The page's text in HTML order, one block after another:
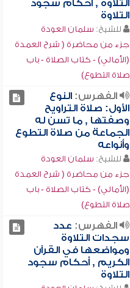
التلاوة , أحكام سجود
التلاوة
للشيخ: سلمان العودة
جزء من محاضرة ( شرح العمدة
(الأمالي) - كتاب الصلاة - باب
صلاة التطوع)
الفهرس:النوع
الأول: صلاة التراويح
وصفتها , ما تسن له
الجماعة من صلاة التطوع
وأنواعه
للشيخ: سلمان العودة
جزء من محاضرة ( شرح العمدة
(الأمالي) - كتاب الصلاة - باب
صلاة التطوع)
الفهرس: عدد
سجدات التلاوة
ومواضعها في القرآن
الكريم , أحكام سجود
التلاوة